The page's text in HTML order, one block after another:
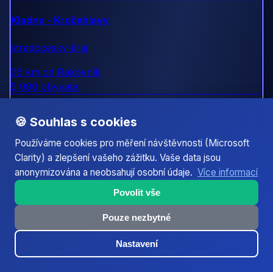
Kladno - Kročehlavy
stredocesky-kraj
26 km od Rakovník
5 000 obyvatel
Kladno - Dubí
stredocesky-kraj
26 km od Rakovník
Kladno - Švermov
stredocesky-kraj
🍪 Souhlas s cookies
Používáme cookies pro měření návštěvnosti (Microsoft
Clarity) a zlepšení vašeho zážitku. Vaše data jsou
anonymizována a neobsahují osobní údaje. Více informací
Povolit vše
Pouze nezbytné
Nastavení